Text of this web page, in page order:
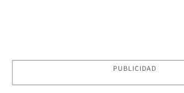
PUBLICIDAD